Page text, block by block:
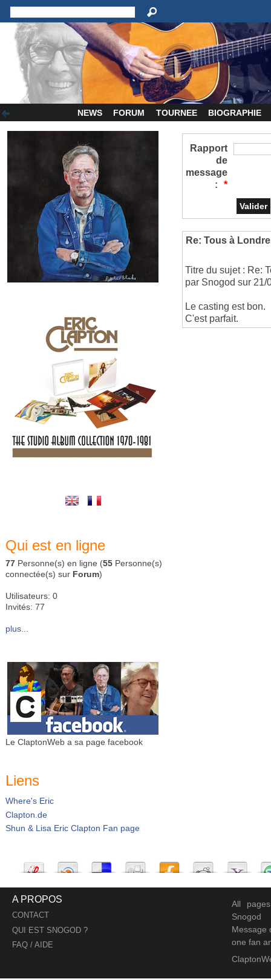
NEWS FORUM TOURNEE BIOGRAPHIE
Qui est en ligne
77 Personne(s) en ligne (55 Personne(s)
connectée(s) sur Forum)
Utilisateurs: 0
Invités: 77
plus...
Le ClaptonWeb a sa page facebook
Liens
Where's Eric
Clapton.de
Shun & Lisa Eric Clapton Fan page
Rapport
de
message
:
*
Re: Tous à
Titre du sujet : Re:
par Snogod sur 21/
Le casting est bon.
C'est parfait.
A PROPOS
CONTACT
QUI EST SNOGOD ?
FAQ / AIDE
All
Snogod
Message
one fan